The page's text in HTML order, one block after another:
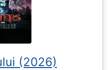
(2026)